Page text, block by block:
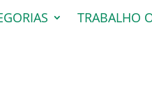
TRABALHO